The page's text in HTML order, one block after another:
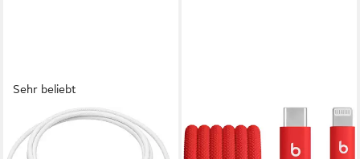
Sehr beliebt
APPLE
60W USB‑C Ladekabel (1 m)
USB-Kabel
USB-C auf Lightning
Gewebtes Kabel USB-Kabel